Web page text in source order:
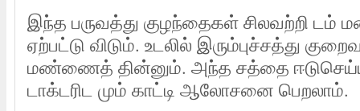
இந்த பருவத்து குழந்தைகள் சிலவற்றி டம்
ஏற்பட்டு விடும். உடலில் இரும்புச்சத்து
மண்ணைத் தின்னும். அந்த சத்தை
டாக்டரிட மும் காட்டி ஆலோசனை பெறலாம்.